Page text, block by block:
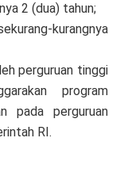
2 (dua) tahun;
kurangnya
perguruan tinggi
program
pada perguruan
RI.